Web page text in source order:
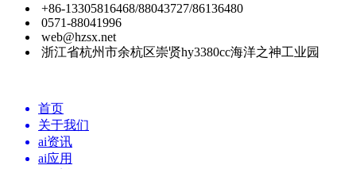
+86-13305816468/88043727/86136480
0571-88041996
web@hzsx.net
浙江省杭州市余杭区崇贤hy3380cc海洋之神工业园
首页
关于我们
ai资讯
ai应用